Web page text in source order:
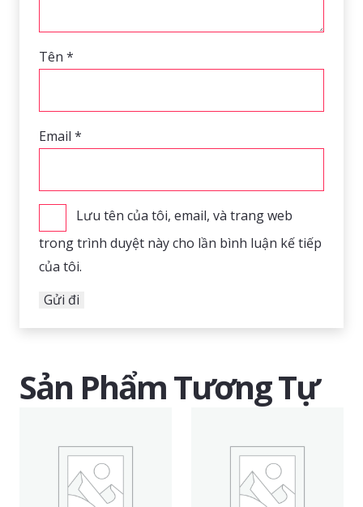
Tên *
Email *
Lưu tên của tôi, email, và trang web
trong trình duyệt này cho lần bình luận kế tiếp
của tôi.
Sản Phẩm Tương Tự